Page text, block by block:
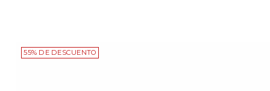
55% DE DESCUENTO